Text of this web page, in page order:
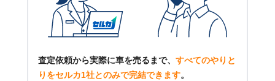
査定依頼から実際に車を売るまで、 すべてのやりと
りをセルカ1社とのみで完結できます。